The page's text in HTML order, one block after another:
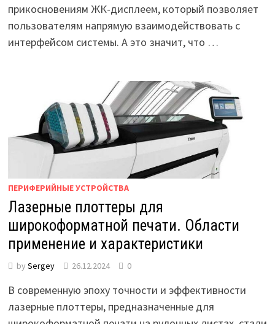
прикосновениям ЖК-дисплеем, который позволяет
пользователям напрямую взаимодействовать с
интерфейсом системы. А это значит, что …
ПЕРИФЕРИЙНЫЕ УСТРОЙСТВА
Лазерные плоттеры для
широкоформатной печати. Области
применение и характеристики
by Sergey 26.12.2024 0
В современную эпоху точности и эффективности
лазерные плоттеры, предназначенные для